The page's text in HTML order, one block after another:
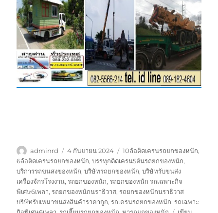
ผู้
เขียน
adminrd
เขียน
เมื่อ
4 กันยายน 2024
ป้าย
กำกับ
10ล้อติดเครนรถยกของหนัก,
6ล้อติดเครนรถยกของหนัก,บรรทุกติดเครน5ตันรถยกของหนัก,
บริการรถขนสงของหนัก,บริษัทรถยกของหนัก,บริษัทรับขนส่ง
เครื่องจักรโรงงาน,รถยกของหนัก,รถยกของหนัก รถเฉพาะกิจ
พิเศษ6เพลา,รถยกของหนักนราธิวาส,รถยกของหนักนราธิวาส
บริษัทรับเหมาขนส่งสินค้าราคาถูก,รถเครนรถยกของหนัก,รถเฉพาะ